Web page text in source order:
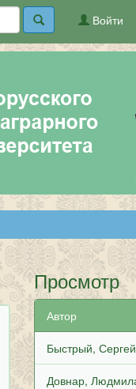
Войти
Просмотр
Автор
Быстрый,
Довнар,